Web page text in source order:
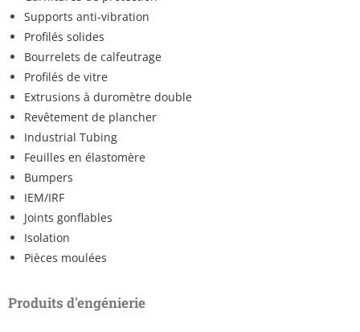
Supports anti-vibration
Profilés solides
Bourrelets de calfeutrage
Profilés de vitre
Extrusions à duromètre double
Revêtement de plancher
Industrial Tubing
Feuilles en élastomère
Bumpers
IEM/IRF
Joints gonflables
Isolation
Pièces moulées
Produits d'engénierie